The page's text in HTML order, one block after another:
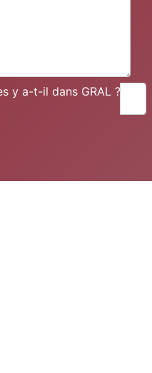
y a-t-il dans GRAL ?